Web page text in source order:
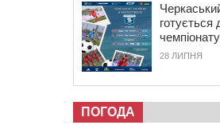
готується
28 ЛИПНЯ
ПОГОДА